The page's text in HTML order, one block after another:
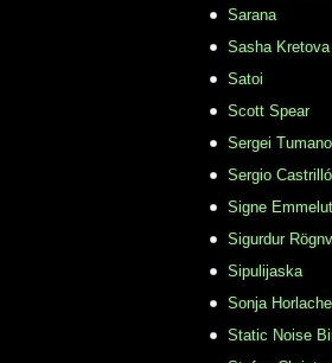
Sarana
Sasha Kretova
Satoi
Scott Spear
Sergei
Sergio
Signe
Sigurdur
Sipulijaska
Sonja
Static Noise